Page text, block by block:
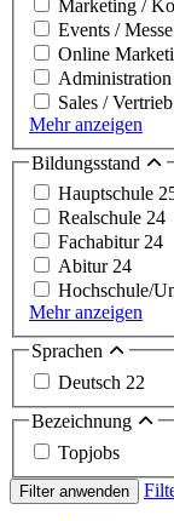
Marketing /
Events /
Online
Sales / Vertrieb
Mehr anzeigen
Bildungsstand
Hauptschule
Realschule 24
Fachabitur24
Abitur24
Hochschule/
Mehr anzeigen
Sprachen
Deutsch 22
Bezeichnung
Topjobs
Filter anwenden